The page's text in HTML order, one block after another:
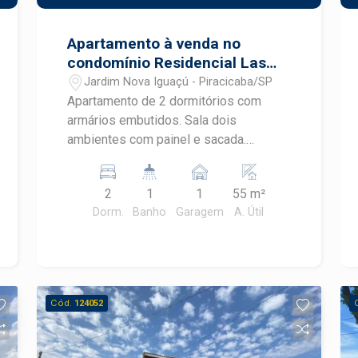
Apartamento à venda no
condomínio Residencial Las
Palmas
Jardim Nova Iguaçú - Piracicaba/SP
Apartamento de 2 dormitórios com
armários embutidos. Sala dois
ambientes com painel e sacada.
gabinete. Cozinha com gabinete. 1 vaga
de garagem descoberta. Condomínio
oferece salão de festas, churrasqueira,
2
Dorm.
1
Banho
1
Garagem
55 m²
A. Útil
Cód. 124052